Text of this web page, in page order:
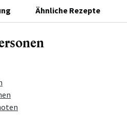
Ähnliche Rezepte